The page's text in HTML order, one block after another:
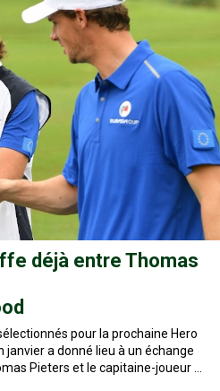
déjà entre Thomas
pour la prochaine Hero
janvier a donné lieu à un échange
Pieters et le capitaine-joueur …